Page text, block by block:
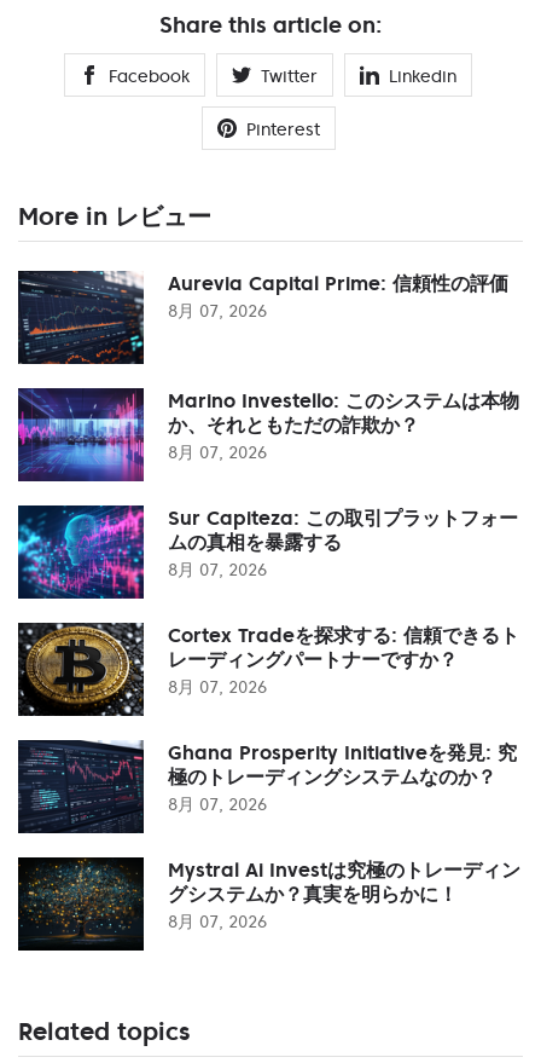
Share this article on:
Facebook Twitter Linkedin
Pinterest
More in レビュー
Aurevia Capital Prime: 信頼性の評価
8月 07, 2026
Marino Investello: このシステムは本物
か、それともただの詐欺か？
8月 07, 2026
Sur Capiteza: この取引プラットフォー
ムの真相を暴露する
8月 07, 2026
Cortex Tradeを探求する: 信頼できるト
レーディングパートナーですか？
8月 07, 2026
Ghana Prosperity Initiativeを発見: 究
極のトレーディングシステムなのか？
8月 07, 2026
Mystral Ai Investは究極のトレーディン
グシステムか？真実を明らかに！
8月 07, 2026
Related topics